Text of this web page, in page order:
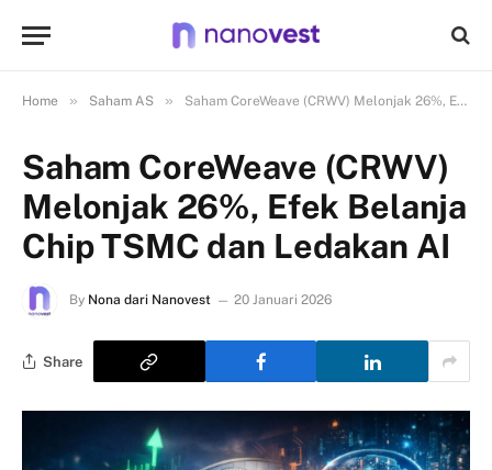
Home » Saham AS » Saham CoreWeave (CRWV) Melonjak 26%, Efek Belanja Chip TSMC dan Ledakan AI
Saham CoreWeave (CRWV)
Melonjak 26%, Efek Belanja
Chip TSMC dan Ledakan AI
By Nona dari Nanovest 20 Januari 2026
Share